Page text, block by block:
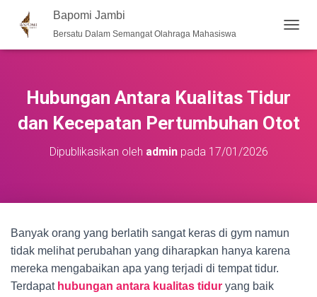
Bapomi Jambi
Bersatu Dalam Semangat Olahraga Mahasiswa
O
N
A
Hubungan Antara Kualitas Tidur
dan Kecepatan Pertumbuhan Otot
Dipublikasikan oleh adminpada 17/01/2026
Banyak orang yang berlatih sangat keras di gym namun
tidak melihat perubahan yang diharapkan hanya karena
mereka mengabaikan apa yang terjadi di tempat tidur.
Terdapat hubungan antara kualitas tidur yang baik